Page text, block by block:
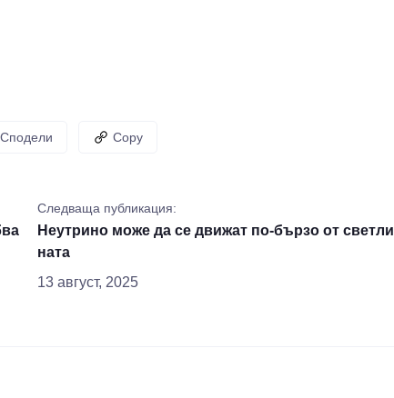
Сподели Copy
Следваща публикация:
Неутрино може да се движат по-бързо от светли
ната
13 август, 2025